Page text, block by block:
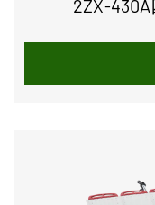
2ZX-